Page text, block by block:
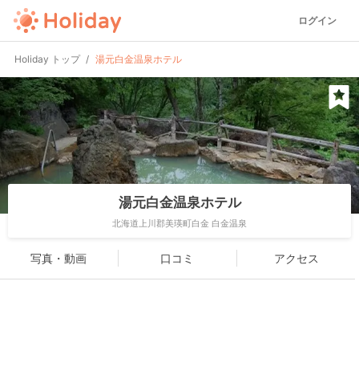
ログイン
Holiday トップ 湯元白金温泉ホテル
湯元白金温泉ホテル
北海道上川郡美瑛町白金 白金温泉
写真・動画 口コミ アクセス